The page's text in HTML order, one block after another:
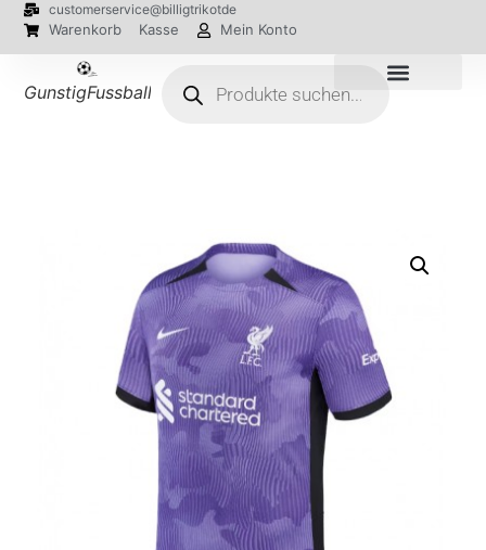
customerservice@billigtrikotde
Warenkorb Kasse Mein Konto
GunstigFussballTrikot